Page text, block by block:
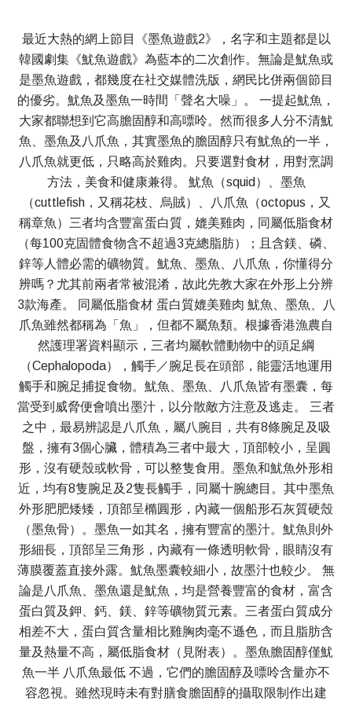
最近大熱的網上節目《墨魚遊戲2》，名字和主題都是以
韓國劇集《魷魚遊戲》為藍本的二次創作。無論是魷魚或
是墨魚遊戲，都幾度在社交媒體洗版，網民比併兩個節目
的優劣。魷魚及墨魚一時間「聲名大噪」。 一提起魷魚，
大家都聯想到它高膽固醇和高嘌呤。然而很多人分不清魷
魚、墨魚及八爪魚，其實墨魚的膽固醇只有魷魚的一半，
八爪魚就更低，只略高於雞肉。只要選對食材，用對烹調
方法，美食和健康兼得。 魷魚（squid）、墨魚
（cuttlefish，又稱花枝、烏賊）、八爪魚（octopus，又
稱章魚）三者均含豐富蛋白質，媲美雞肉，同屬低脂食材
（每100克固體食物含不超過3克總脂肪）；且含鎂、磷、
鋅等人體必需的礦物質。魷魚、墨魚、八爪魚，你懂得分
辨嗎？尤其前兩者常被混淆，故此先教大家在外形上分辨
3款海產。 同屬低脂食材 蛋白質媲美雞肉 魷魚、墨魚、八
爪魚雖然都稱為「魚」，但都不屬魚類。根據香港漁農自
然護理署資料顯示，三者均屬軟體動物中的頭足綱
（Cephalopoda），觸手／腕足長在頭部，能靈活地運用
觸手和腕足捕捉食物。魷魚、墨魚、八爪魚皆有墨囊，每
當受到威脅便會噴出墨汁，以分散敵方注意及逃走。 三者
之中，最易辨認是八爪魚，屬八腕目，共有8條腕足及吸
盤，擁有3個心臟，體積為三者中最大，頂部較小，呈圓
形，沒有硬殼或軟骨，可以整隻食用。墨魚和魷魚外形相
近，均有8隻腕足及2隻長觸手，同屬十腕總目。其中墨魚
外形肥肥矮矮，頂部呈橢圓形，內藏一個船形石灰質硬殼
（墨魚骨）。墨魚一如其名，擁有豐富的墨汁。魷魚則外
形細長，頂部呈三角形，內藏有一條透明軟骨，眼睛沒有
薄膜覆蓋直接外露。魷魚墨囊較細小，故墨汁也較少。 無
論是八爪魚、墨魚還是魷魚，均是營養豐富的食材，富含
蛋白質及鉀、鈣、鎂、鋅等礦物質元素。三者蛋白質成分
相差不大，蛋白質含量相比雞胸肉毫不遜色，而且脂肪含
量及熱量不高，屬低脂食材（見附表）。墨魚膽固醇僅魷
魚一半 八爪魚最低 不過，它們的膽固醇及嘌呤含量亦不
容忽視。雖然現時未有對膳食膽固醇的攝取限制作出建